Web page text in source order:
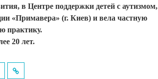
в Центре поддержки детей с аутизмом,
«Примавера» (г. Киев) и вела частную
практику.
20 лет.